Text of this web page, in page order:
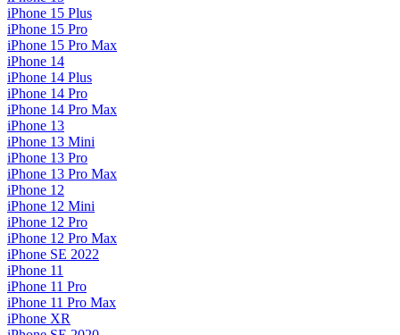
iPhone 15 Plus
iPhone 15 Pro
iPhone 15 Pro Max
iPhone 14
iPhone 14 Plus
iPhone 14 Pro
iPhone 14 Pro Max
iPhone 13
iPhone 13 Mini
iPhone 13 Pro
iPhone 13 Pro Max
iPhone 12
iPhone 12 Mini
iPhone 12 Pro
iPhone 12 Pro Max
iPhone SE 2022
iPhone 11
iPhone 11 Pro
iPhone 11 Pro Max
iPhone XR